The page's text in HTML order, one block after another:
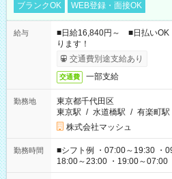
ブランクOK
WEB登録・面接OK
給与
■日給16,840円～ ■日払い
ります！
交通費別途支給あり
交通費 一部支給
勤務地
東京都千代田区
東京駅 / 水道橋駅 / 有楽町駅
株式会社マッシュ
勤務時間
■シフト例 ・07:00～19:30 ・
18:00～23:00 ・19:00～
etc ★最短で3時間で5,120円のお仕事から 15時間で2万円近く稼